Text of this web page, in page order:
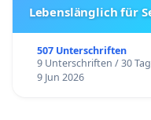
Lebenslänglich für
507 Unterschriften
9 Unterschriften / 30
9 Jun 2026